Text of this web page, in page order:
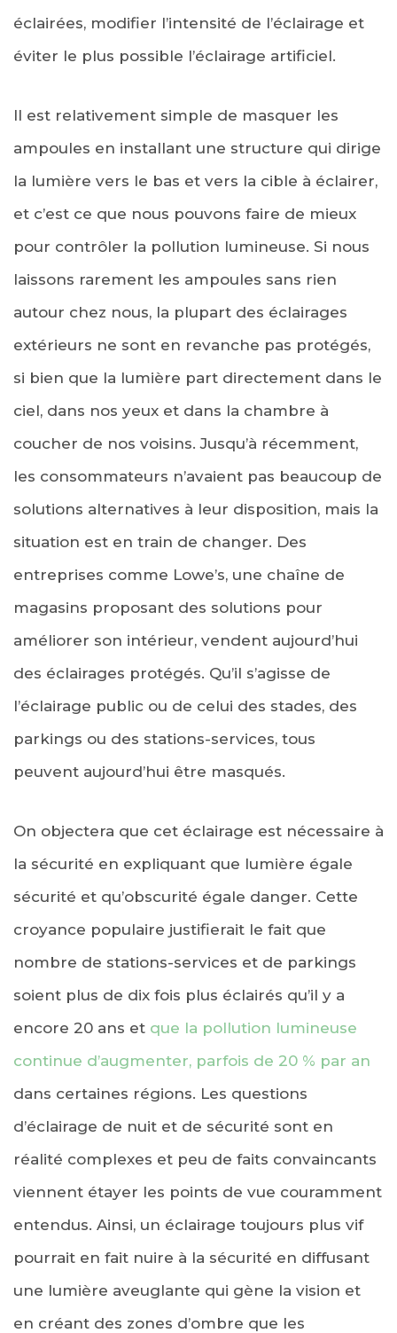
éclairées, modifier l’intensité de l’éclairage et
éviter le plus possible l’éclairage artificiel.
Il est relativement simple de masquer les
ampoules en installant une structure qui dirige
la lumière vers le bas et vers la cible à éclairer,
et c’est ce que nous pouvons faire de mieux
pour contrôler la pollution lumineuse. Si nous
laissons rarement les ampoules sans rien
autour chez nous, la plupart des éclairages
extérieurs ne sont en revanche pas protégés,
si bien que la lumière part directement dans le
ciel, dans nos yeux et dans la chambre à
coucher de nos voisins. Jusqu’à récemment,
les consommateurs n’avaient pas beaucoup de
solutions alternatives à leur disposition, mais la
situation est en train de changer. Des
entreprises comme Lowe’s, une chaîne de
magasins proposant des solutions pour
améliorer son intérieur, vendent aujourd’hui
des éclairages protégés. Qu’il s’agisse de
l’éclairage public ou de celui des stades, des
parkings ou des stations-services, tous
peuvent aujourd’hui être masqués.
On objectera que cet éclairage est nécessaire à
la sécurité en expliquant que lumière égale
sécurité et qu’obscurité égale danger. Cette
croyance populaire justifierait le fait que
nombre de stations-services et de parkings
soient plus de dix fois plus éclairés qu’il y a
encore 20 ans et que la pollution lumineuse
continue d’augmenter, parfois de 20 % par an
dans certaines régions. Les questions
d’éclairage de nuit et de sécurité sont en
réalité complexes et peu de faits convaincants
viennent étayer les points de vue couramment
entendus. Ainsi, un éclairage toujours plus vif
pourrait en fait nuire à la sécurité en diffusant
une lumière aveuglante qui gène la vision et
en créant des zones d’ombre que les